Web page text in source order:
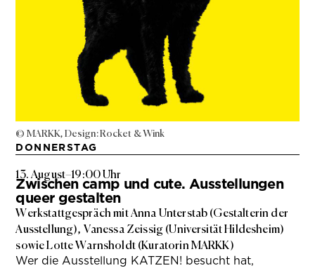
© MARKK, Design: Rocket & Wink
DONNERSTAG
13. August–19:00 Uhr
Zwischen camp und cute. Ausstellungen
queer gestalten
Werkstattgespräch mit Anna Unterstab (Gestalterin der
Ausstellung), Vanessa Zeissig (Universität Hildesheim)
sowie Lotte Warnsholdt (Kuratorin MARKK)
Wer die Ausstellung KATZEN! besucht hat,